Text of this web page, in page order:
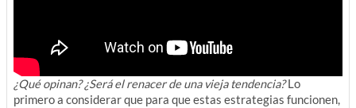
¿Qué opinan? ¿Será el renacer de una vieja tendencia?Lo
primero a considerar que para que estas estrategias funcionen,